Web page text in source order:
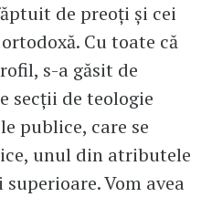
de preoți și cei
Cu toate că
s-a găsit de
secții de teologie
publice, care se
unul din atributele
Vom avea